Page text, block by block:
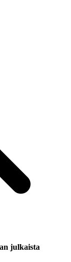
julkaista